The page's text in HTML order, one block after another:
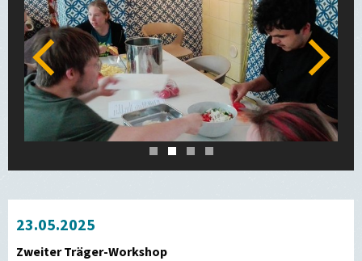
Zurück Weiter
1 2 3 4
23.05.2025
Zweiter Träger-Workshop